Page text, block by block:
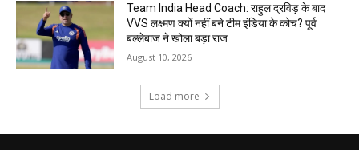
Team India Head Coach: राहुल द्रविड़ के बाद
VVS लक्ष्मण क्यों नहीं बने टीम इंडिया के कोच? पूर्व
बल्लेबाज ने खोला बड़ा राज
August 10, 2026
Load more